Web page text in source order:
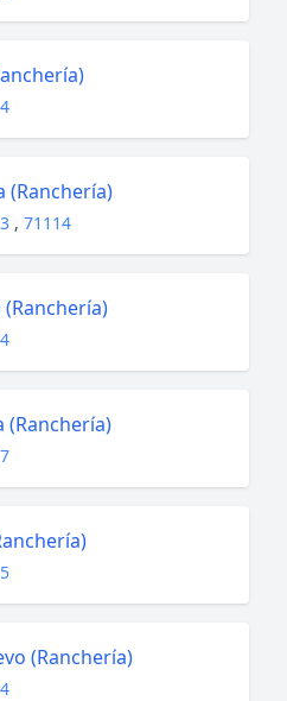
(Ranchería)
, 71114
(Ranchería)
(Ranchería)
(Ranchería)